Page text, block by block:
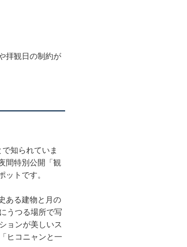
拝観日の制約が
知られていま
間特別公開「観
トです。
ある建物と月の
うつる場所で写
ョンが美しいス
ヒコニャンと一